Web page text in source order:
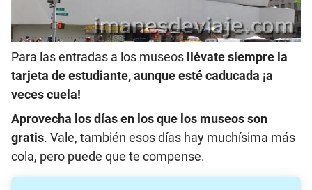
Para las entradas a los museos
llévate siempre la
tarjeta de estudiante, aunque esté caducada ¡a
veces cuela!
Aprovecha los días en los que los museos son
gratis. Vale, también esos días hay muchísima más
cola, pero puede que te compense.